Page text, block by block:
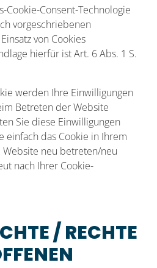
Cookie-Consent-Technologie
vorgeschriebenen
von Cookies
hierfür ist Art. 6 Abs. 1 S.
werden Ihre Einwilligungen
Betreten der Website
Sie diese Einwilligungen
einfach das Cookie in Ihrem
Website neu betreten/neu
nach Ihrer Cookie-
/ RECHTE